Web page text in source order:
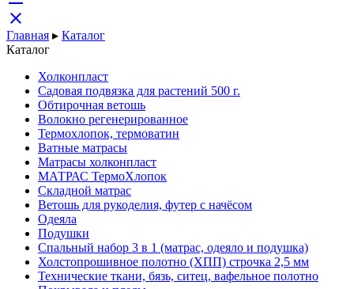
close
Главная ▸ Каталог
Каталог
Холконпласт
Садовая подвязка для растений 500 г.
Обтирочная ветошь
Волокно регенерированное
Термохлопок, термоватин
Ватные матрасы
Матрасы холконпласт
МАТРАС ТермоХлопок
Складной матрас
Ветошь для рукоделия, футер с начёсом
Одеяла
Подушки
Спальный набор 3 в 1 (матрас, одеяло и подушка)
Холстопрошивное полотно (ХПП) строчка 2,5 мм
Технические ткани, бязь, ситец, вафельное полотно